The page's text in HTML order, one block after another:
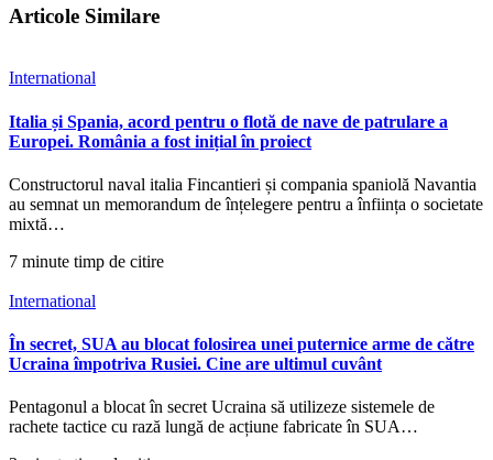
Articole Similare
International
Italia și Spania, acord pentru o flotă de nave de patrulare a
Europei. România a fost inițial în proiect
Constructorul naval italia Fincantieri și compania spaniolă Navantia
au semnat un memorandum de înțelegere pentru a înființa o societate
mixtă…
7 minute timp de citire
International
În secret, SUA au blocat folosirea unei puternice arme de către
Ucraina împotriva Rusiei. Cine are ultimul cuvânt
Pentagonul a blocat în secret Ucraina să utilizeze sistemele de
rachete tactice cu rază lungă de acțiune fabricate în SUA…